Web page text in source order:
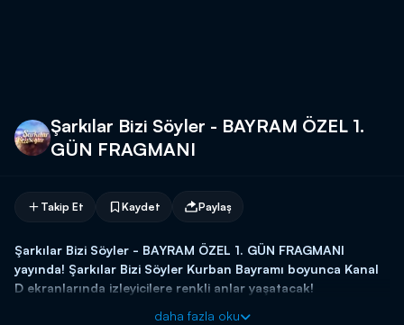
Şarkılar Bizi Söyler - BAYRAM ÖZEL 1.
GÜN FRAGMANI
Takip Et Kaydet Paylaş
Şarkılar Bizi Söyler - BAYRAM ÖZEL 1. GÜN FRAGMANI
yayında! Şarkılar Bizi Söyler Kurban Bayramı boyunca Kanal
D ekranlarında izleyicilere renkli anlar yaşatacak!
Şarkılar Bizi Söyler bayram boyunca Kanal D'de!
daha fazla oku